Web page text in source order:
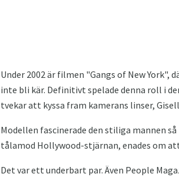
Under 2002 är filmen "Gangs of New
inte bli kär. Definitivt spelade denna roll i
tvekar att kyssa fram kamerans linser,
Modellen fascinerade den stiliga mannen
tålamod Hollywood-stjärnan, enades om
Det var ett underbart par. Även People